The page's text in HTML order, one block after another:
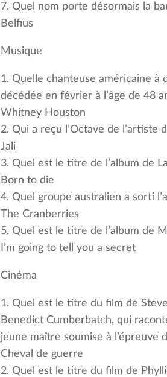
7. Quel nom porte désormais la
Belfius
Musique
1. Quelle chanteuse américaine à
décédée en février à l’âge de 48
Whitney Houston
2. Qui a reçu l’Octave de l’artiste
Jali
3. Quel est le titre de l’album de
Born to die
4. Quel groupe australien a sorti
The Cranberries
5. Quel est le titre de l’album de
I’m going to tell you a secret
Cinéma
1. Quel est le titre du film de
Benedict Cumberbatch, qui
jeune maître soumise à l’épreuve
Cheval de guerre
2. Quel est le titre du film de